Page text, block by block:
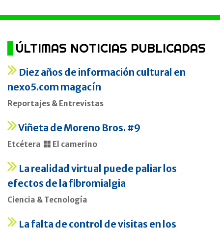
ÚLTIMAS NOTICIAS PUBLICADAS
Diez años de información cultural en
nexo5.com magacín
Reportajes & Entrevistas
Viñeta de Moreno Bros. #9
Etcétera El camerino
La realidad virtual puede paliar los
efectos de la fibromialgia
Ciencia & Tecnología
La falta de control de visitas en los